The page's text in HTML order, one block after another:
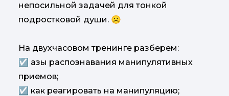
непосильной задачей для тонкой
подростковой души. ☹
На двухчасовом тренинге разберем:
☑ азы распознавания манипулятивных
приемов;
☑ как реагировать на манипуляцию;